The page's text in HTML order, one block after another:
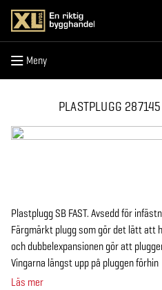
Meny
Meny
PLASTPLUGG
Plastplugg SB FAST. Avsedd för
Färgmärkt plugg som gör det lätt att
och dubbelexpansionen gör att
Vingarna längst upp på pluggen förhin
Läs mer